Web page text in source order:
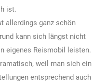
ist.
allerdings ganz schön
kann sich längst nicht
eigenes Reismobil leisten.
weil man sich ein
entsprechend auch